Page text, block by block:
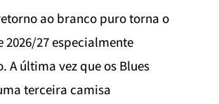
ao branco puro torna o
2026/27 especialmente
A última vez que os Blues
terceira camisa